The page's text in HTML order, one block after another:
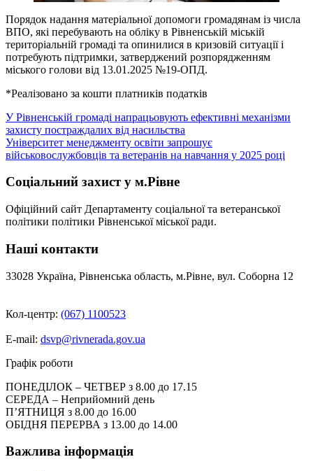
Порядок надання матеріальної допомоги громадянам із числа
ВПО, які перебувають на обліку в Рівненській міській
територіальній громаді та опинилися в кризовій ситуації і
потребують підтримки, затверджений розпорядженням
міського голови від 13.01.2025 №19-ОПД.
*Реалізовано за кошти платників податків
Навігація
записів
У Рівненській громаді напрацьовують ефективні механізми
захисту постраждалих від насильства
Університет менеджменту освіти запрошує
військовослужбовців та ветеранів на навчання у 2025 році
Соціальний захист у м.Рівне
Офіційний сайт Департаменту соціальної та ветеранської
політики політики Рівненської міської ради.
Наші контакти
33028 Україна, Рівненська область, м.Рівне, вул. Соборна 12
Кол-центр: (067) 1100523
E-mail: dsvp@rivnerada.gov.ua
Графік роботи
ПОНЕДІЛОК – ЧЕТВЕР з 8.00 до 17.15
СЕРЕДА – Неприйомний день
П’ЯТНИЦЯ з 8.00 до 16.00
ОБІДНЯ ПЕРЕРВА з 13.00 до 14.00
Важлива інформація